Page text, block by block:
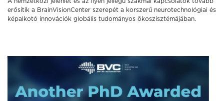
erősítik a BrainVisionCenter szerepét a korszerű neurotechnológiai és
képalkotó innovációk globális tudományos ökoszisztémájában.